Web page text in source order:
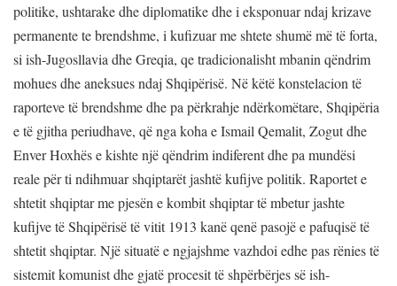
politike, ushtarake dhe diplomatike dhe i eksponuar ndaj krizave
permanente te brendshme, i kufizuar me shtete shumë më të forta,
si ish-Jugosllavia dhe Greqia, qe tradicionalisht mbanin qëndrim
mohues dhe aneksues ndaj Shqipërisë. Në këtë konstelacion të
raporteve të brendshme dhe pa përkrahje ndërkomëtare, Shqipëria
e të gjitha periudhave, që nga koha e Ismail Qemalit, Zogut dhe
Enver Hoxhës e kishte një qëndrim indiferent dhe pa mundësi
reale për ti ndihmuar shqiptarët jashtë kufijve politik. Raportet e
shtetit shqiptar me pjesën e kombit shqiptar të mbetur jashte
kufijve të Shqipërisë të vitit 1913 kanë qenë pasojë e pafuqisë të
shtetit shqiptar. Një situatë e ngjajshme vazhdoi edhe pas rënies të
sistemit komunist dhe gjatë procesit të shpërbërjes së ish-